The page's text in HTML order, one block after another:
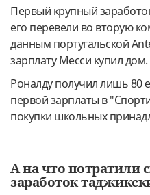
Первый крупный
его перевели во вторую
данным португальской
зарплату Месси купил дом.
Роналду получил лишь 80
первой зарплаты в
покупки школьных
А на что потратили
заработок